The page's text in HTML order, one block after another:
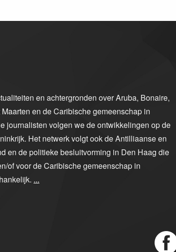
en achtergronden over Aruba, Bonaire,
en de Caribische gemeenschap in
journalisten volgen we de ontwikkelingen op de
Het netwerk volgt ook de Antilliaanse en
en de politieke besluitvorming in Den Haag die
of voor de Caribische gemeenschap in
...